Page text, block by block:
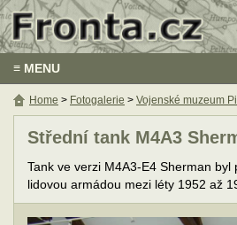
≡ MENU
Střední tank M4A3
Tank ve verzi M4A3-E4 Sherman byl
lidovou armádou mezi léty 1952 až
Home > Fotogalerie > Vojenské muzeum